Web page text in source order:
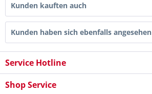
Kunden kauften auch
Kunden haben sich ebenfalls angesehen
Service Hotline
Shop Service